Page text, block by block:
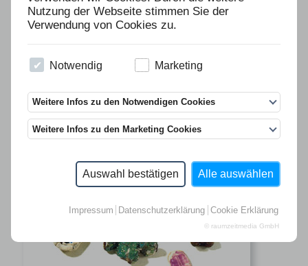
Nutzung der Webseite stimmen Sie der
Verwendung von Cookies zu.
Notwendig Marketing
Weitere Infos zu den Notwendigen Cookies
Weitere Infos zu den Marketing Cookies
Auswahl bestätigen Alle auswählen
Impressum Datenschutzerklärung Cookie Erklärung
© raumzeitmedia GmbH